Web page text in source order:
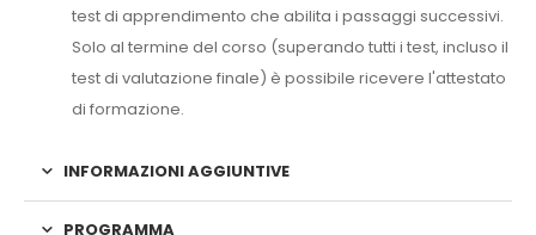
test di apprendimento che abilita i passaggi successivi.
Solo al termine del corso (superando tutti i test, incluso il
test di valutazione finale) è possibile ricevere l'attestato
di formazione.
INFORMAZIONI AGGIUNTIVE
PROGRAMMA